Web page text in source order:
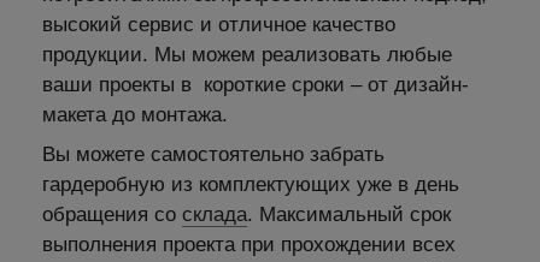
высокий сервис и отличное качество
продукции. Мы можем реализовать любые
ваши проекты в короткие сроки – от дизайн-
макета до монтажа.
Вы можете самостоятельно забрать
гардеробную из комплектующих уже в день
обращения со склада. Максимальный срок
выполнения проекта при прохождении всех